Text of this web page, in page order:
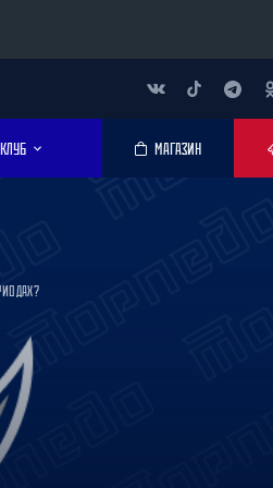
КЛУБ МАГАЗИН